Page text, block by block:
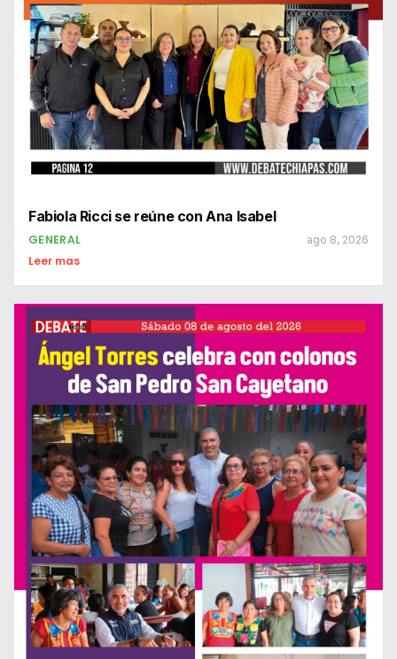
Fabiola Ricci se reúne con Ana Isabel
GENERAL ago 8, 2026
Leer mas